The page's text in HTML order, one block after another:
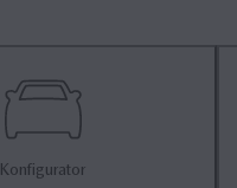
Konfigurator